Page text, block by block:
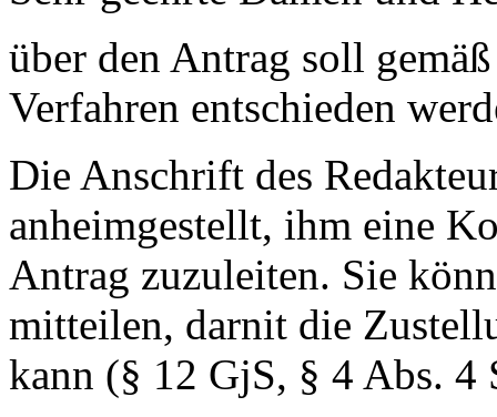
über den Antrag soll
Verfahren entschieden
Die Anschrift des
anheimgestellt, ihm eine
Antrag zuzuleiten. Sie
mitteilen, darnit die
kann (§ 12 GjS, § 4 Abs. 4